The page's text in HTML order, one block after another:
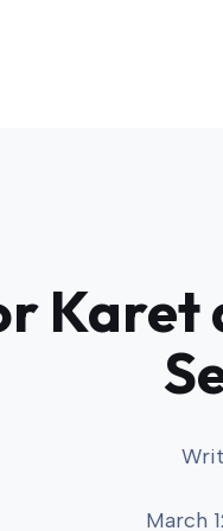
March